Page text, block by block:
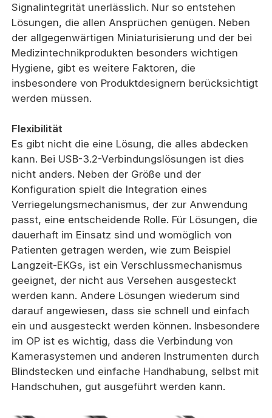
Signalintegrität unerlässlich. Nur so entstehen
Lösungen, die allen Ansprüchen genügen. Neben
der allgegenwärtigen Miniaturisierung und der bei
Medizintechnikprodukten besonders wichtigen
Hygiene, gibt es weitere Faktoren, die
insbesondere von Produktdesignern berücksichtigt
werden müssen.
Flexibilität
Es gibt nicht die eine Lösung, die alles abdecken
kann. Bei USB-3.2-Verbindungslösungen ist dies
nicht anders. Neben der Größe und der
Konfiguration spielt die Integration eines
Verriegelungsmechanismus, der zur Anwendung
passt, eine entscheidende Rolle. Für Lösungen, die
dauerhaft im Einsatz sind und womöglich von
Patienten getragen werden, wie zum Beispiel
Langzeit-EKGs, ist ein Verschlussmechanismus
geeignet, der nicht aus Versehen ausgesteckt
werden kann. Andere Lösungen wiederum sind
darauf angewiesen, dass sie schnell und einfach
ein und ausgesteckt werden können. Insbesondere
im OP ist es wichtig, dass die Verbindung von
Kamerasystemen und anderen Instrumenten durch
Blindstecken und einfache Handhabung, selbst mit
Handschuhen, gut ausgeführt werden kann.